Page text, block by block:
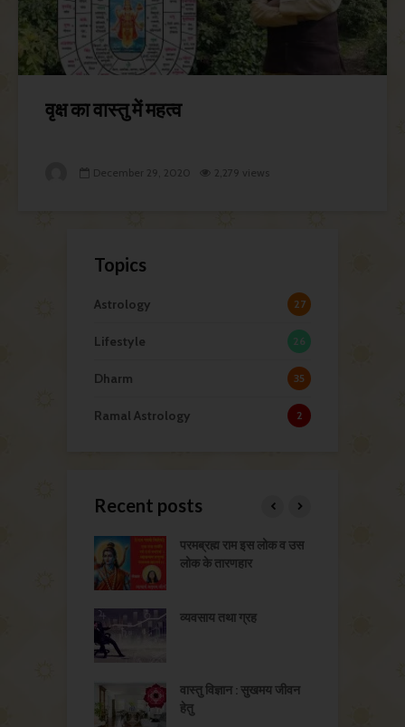
वृक्ष का वास्तु में महत्व
December 29, 2020 2,279 views
Topics
Astrology 27
Lifestyle 26
Dharm 35
Ramal Astrology 2
Recent posts
परमब्रह्म राम इस लोक व उस
लोक के तारणहार
व्यवसाय तथा ग्रह
वास्तु विज्ञान : सुखमय जीवन
हेतु